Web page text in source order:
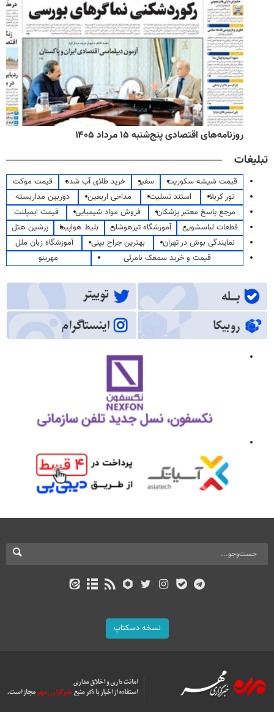
روزنامه‌های اقتصادی پنج‌شنبه ۱۵ مرداد ۱۴۰۵
تبلیغات
قیمت شیشه سکوریت سفیر خرید طلای آب شده
قیمت موکت
تور کربلا
استند تسلیت مداحی اربعین
دوربین مداربسته
مرجع پاسخ معتبر پزشکان
فروش مواد شیمیایی
قیمت ایمپلنت
قطعات لباسشویی
آموزشگاه تیزهوشان بلیط هواپیما
پرشین هتل
نمایندگی بوش در تهران
بهترین جراح بینی
آموزشگاه زبان ملل
قیمت و خرید سمعک نامرئی
مهرینو
نسخه دسکتاپ